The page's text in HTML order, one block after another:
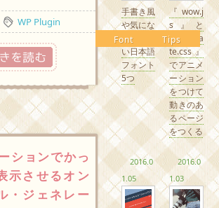
WP Plugin
つづきを読む
ションでかっ
示させるオン
・ジェネレー
Font
手書き風
や気にな
るかわい
い日本語
フォント
5つ
Tips
『wow.j
s』と
『Anima
te.css』
でアニメ
ーション
をつけて
動きのあ
るページ
をつくる
2016.0
1.05
2016.0
1.03